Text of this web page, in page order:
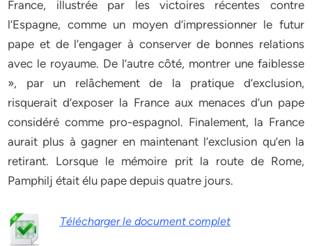
France, illustrée par les victoires récentes contre
l’Espagne, comme un moyen d’impressionner le futur
pape et de l’engager à conserver de bonnes relations
avec le royaume. De l’autre côté, montrer une faiblesse
», par un relâchement de la pratique d’exclusion,
risquerait d’exposer la France aux menaces d’un pape
considéré comme pro-espagnol. Finalement, la France
aurait plus à gagner en maintenant l’exclusion qu’en la
retirant. Lorsque le mémoire prit la route de Rome,
Pamphilj était élu pape depuis quatre jours.
Télécharger le document complet